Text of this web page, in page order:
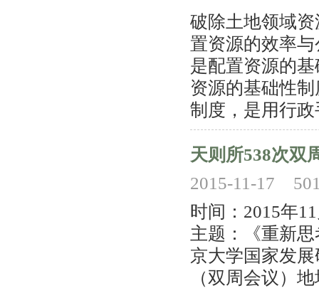
破除土地领域
置资源的效率
是配置资源的
资源的基础性
制度，是用行
天则所538次双
2015-11-17
时间：2015年
主题：《重新
京大学国家发
（双周会议）